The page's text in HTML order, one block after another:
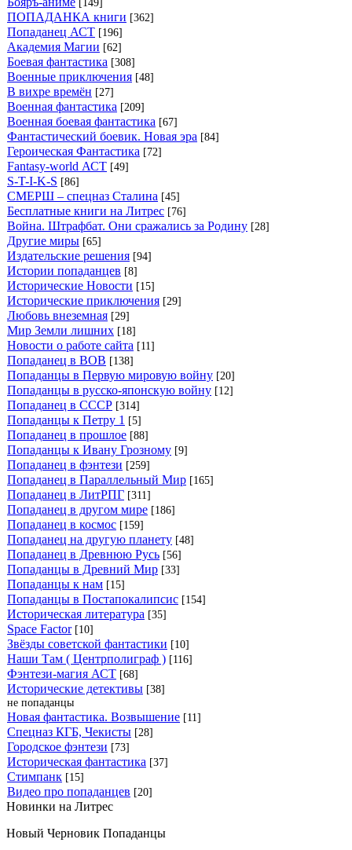
[149]
ПОПАДАНКА книги [362]
Попаданец АСТ [196]
Академия Магии [62]
Боевая фантастика [308]
Военные приключения [48]
В вихре времён [27]
Военная фантастика [209]
Военная боевая фантастика [67]
Фантастический боевик. Новая эра [84]
Героическая Фантастика [72]
Fantasy-world АСТ [49]
S-T-I-K-S [86]
СМЕРШ – спецназ Сталина [45]
Бесплатные книги на Литрес [76]
Война. Штрафбат. Они сражались за Родину [28]
Другие миры [65]
Издательские решения [94]
Истории попаданцев [8]
Исторические Новости [15]
Исторические приключения [29]
Любовь внеземная [29]
Мир Земли лишних [18]
Новости о работе сайта [11]
Попаданец в ВОВ [138]
Попаданцы в Первую мировую войну [20]
Попаданцы в русско-японскую войну [12]
Попаданец в СССР [314]
Попаданцы к Петру 1 [5]
Попаданец в прошлое [88]
Попаданцы к Ивану Грозному [9]
Попаданец в фэнтези [259]
Попаданец в Параллельный Мир [165]
Попаданец в ЛитРПГ [311]
Попаданец в другом мире [186]
Попаданец в космос [159]
Попаданец на другую планету [48]
Попаданец в Древнюю Русь [56]
Попаданцы в Древний Мир [33]
Попаданцы к нам [15]
Попаданцы в Постапокалипсис [154]
Историческая литература [35]
Space Factor [10]
Звёзды советской фантастики [10]
Наши Там ( Центрполиграф ) [116]
Фэнтези-магия АСТ [68]
Исторические детективы [38]
не попаданцы
Новая фантастика. Возвышение [11]
Спецназ КГБ, Чекисты [28]
Городское фэнтези [73]
Историческая фантастика [37]
Стимпанк [15]
Видео про попаданцев [20]
Новинки на Литрес
Новый Черновик Попаданцы